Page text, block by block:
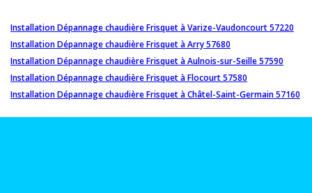
Installation Dépannage chaudière Frisquet à Varize-Vaudoncourt 57220
Installation Dépannage chaudière Frisquet à Arry 57680
Installation Dépannage chaudière Frisquet à Aulnois-sur-Seille 57590
Installation Dépannage chaudière Frisquet à Flocourt 57580
Installation Dépannage chaudière Frisquet à Châtel-Saint-Germain 57160